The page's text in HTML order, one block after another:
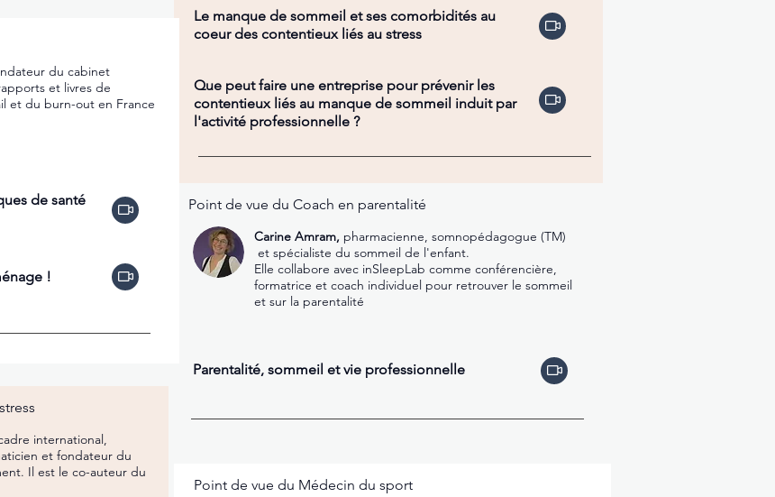
Point de vue du Coach en parentalité
Carine Amram, pharmacienne, somnopédagogue (TM)
et spécialiste du sommeil de l'enfant.
Elle collabore avec inSleepLab comme conférencière,
formatrice et coach individuel pour retrouver le sommeil
et sur la parentalité
Parentalité, sommeil et vie professionnelle
Le manque de sommeil et ses comorbidités au
coeur des contentieux liés au stress
Que peut faire une entreprise pour prévenir les
contentieux liés au manque de sommeil induit par
l'activité professionnelle ?
du cabinet
et livres de
et du burn-out en France
de santé
!
Point de vue du Médecin du sport
international,
et fondateur du
Il est le co-auteur du